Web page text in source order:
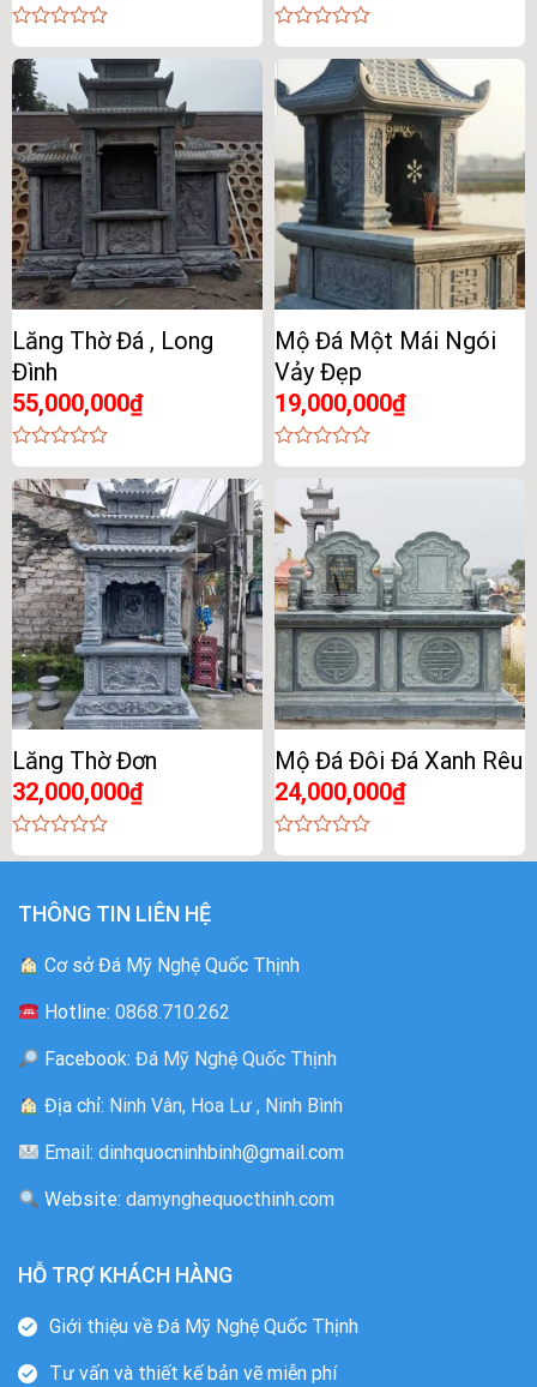
0
out
5
0
of
5
Lăng Thờ Đá , Long
Đình
55,000,000₫
0
out
of
5
Mộ Đá Một Mái Ngói
Vảy Đẹp
19,000,000₫
0
5
Lăng Thờ Đơn
32,000,000₫
0
5
Mộ Đá Đôi Đá Xanh Rêu
24,000,000₫
0
THÔNG TIN LIÊN HỆ
Cơ sở Đá Mỹ Nghệ Quốc Thịnh
Hotline:0868.710.262
Facebook: Đá Mỹ Nghệ Quốc Thịnh
Địa chỉ: Ninh Vân, Hoa Lư , Ninh Bình
Email: dinhquocninhbinh@gmail.com
Website:damynghequocthinh.com
HỖ TRỢ KHÁCH HÀNG
Giới thiệu về Đá Mỹ Nghệ Quốc Thịnh
Tư vấn và thiết kế bản vẽ miễn phí